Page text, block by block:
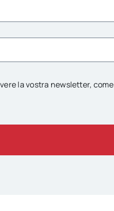
la vostra newsletter, come